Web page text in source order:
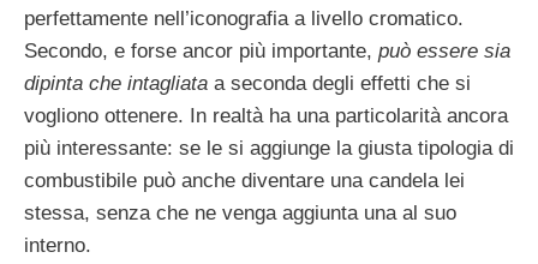
perfettamente nell’iconografia a livello cromatico.
Secondo, e forse ancor più importante, può essere sia
dipinta che intagliata a seconda degli effetti che si
vogliono ottenere. In realtà ha una particolarità ancora
più interessante: se le si aggiunge la giusta tipologia di
combustibile può anche diventare una candela lei
stessa, senza che ne venga aggiunta una al suo
interno.